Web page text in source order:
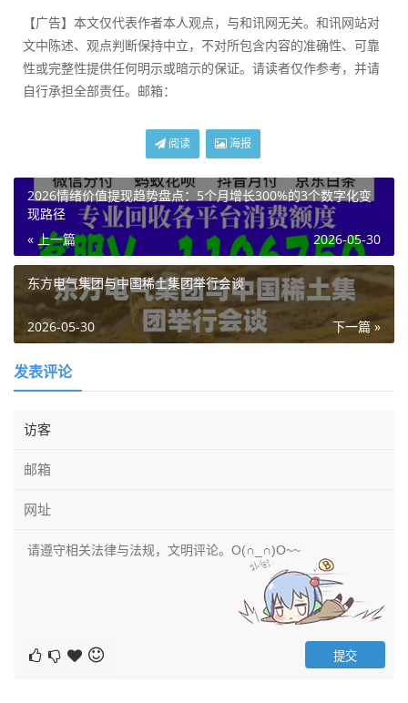
【广告】本文仅代表作者本人观点，与和讯网无关。和讯网站对
文中陈述、观点判断保持中立，不对所包含内容的准确性、可靠
性或完整性提供任何明示或暗示的保证。请读者仅作参考，并请
自行承担全部责任。邮箱：
阅读 海报
2026情绪价值提现趋势盘点：5个月增长300%的3个数字化变
现路径
« 上一篇
2026-05-30
东方电气集团与中国稀土集团举行会谈
下一篇 »
2026-05-30
发表评论